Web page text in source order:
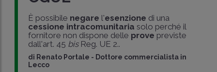
È possibile negare l'esenzione di una
cessione intracomunitaria solo perché il
fornitore non dispone delle prove previste
dall'art. 45 bisReg. UE 2..
di Renato Portale - Dottore commercialista in
Lecco